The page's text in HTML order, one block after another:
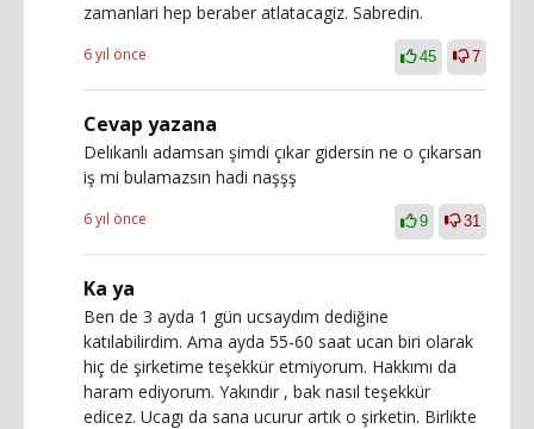
zamanlari hep beraber atlatacagiz. Sabredin.
6 yıl önce 45 7
Cevap yazana
Delıkanlı adamsan şimdi çıkar gidersin ne o çıkarsan
iş mi bulamazsın hadi naşşş
6 yıl önce 9 31
Ka ya
Ben de 3 ayda 1 gün ucsaydım dediğine
katılabilirdim. Ama ayda 55-60 saat ucan biri olarak
hiç de şirketime teşekkür etmiyorum. Hakkımı da
haram ediyorum. Yakındır , bak nasıl teşekkür
edicez. Ucagı da sana ucurur artık o şirketin. Birlikte